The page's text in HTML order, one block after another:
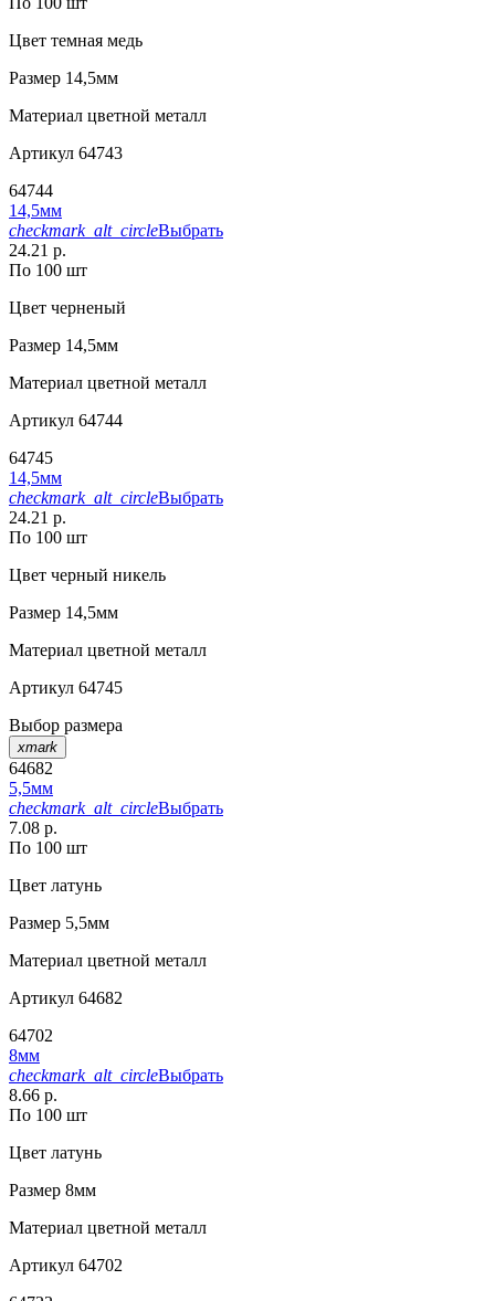
Цвет темная медь
Размер 14,5мм
Материал цветной металл
Артикул 64743
64744
14,5мм
checkmark_alt_circleВыбрать
24.21 р.
По 100 шт
Цвет черненый
Размер 14,5мм
Материал цветной металл
Артикул 64744
64745
14,5мм
checkmark_alt_circleВыбрать
24.21 р.
По 100 шт
Цвет черный никель
Размер 14,5мм
Материал цветной металл
Артикул 64745
Выбор размера
xmark
64682
5,5мм
checkmark_alt_circleВыбрать
7.08 р.
По 100 шт
Цвет латунь
Размер 5,5мм
Материал цветной металл
Артикул 64682
64702
8мм
checkmark_alt_circleВыбрать
8.66 р.
По 100 шт
Цвет латунь
Размер 8мм
Материал цветной металл
Артикул 64702